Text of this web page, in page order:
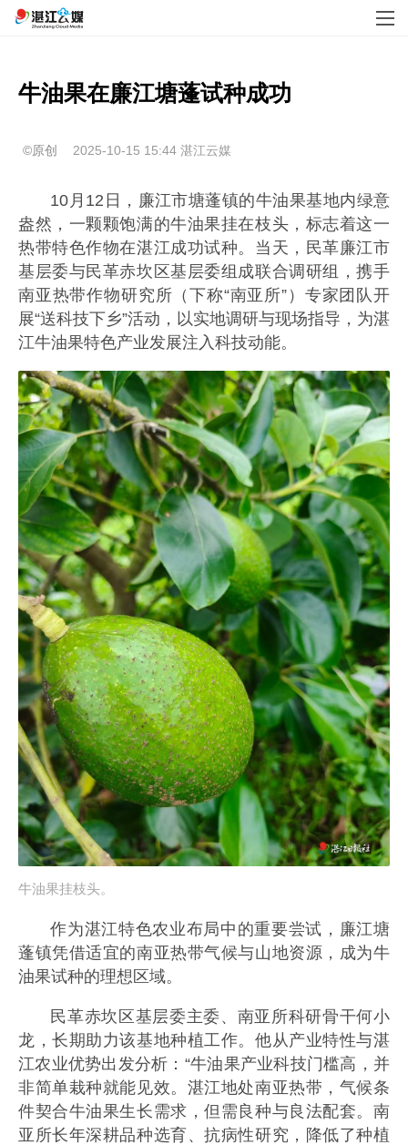
牛油果在廉江塘蓬试种成功
©原创 2025-10-15 15:44 湛江云媒
10月12日，廉江市塘蓬镇的牛油果基地内绿意
盎然，一颗颗饱满的牛油果挂在枝头，标志着这一
热带特色作物在湛江成功试种。当天，民革廉江市
基层委与民革赤坎区基层委组成联合调研组，携手
南亚热带作物研究所（下称“南亚所”）专家团队开
展“送科技下乡”活动，以实地调研与现场指导，为湛
江牛油果特色产业发展注入科技动能。
牛油果挂枝头。
作为湛江特色农业布局中的重要尝试，廉江塘
蓬镇凭借适宜的南亚热带气候与山地资源，成为牛
油果试种的理想区域。
民革赤坎区基层委主委、南亚所科研骨干何小
龙，长期助力该基地种植工作。 他从产业特性与湛
江农业优势出发分析：“牛油果产业科技门槛高，并
非简单栽种就能见效。湛江地处南亚热带，气候条
件契合牛油果生长需求，但需良种与良法配套。南
亚所长年深耕品种选育、抗病性研究，降低了种植